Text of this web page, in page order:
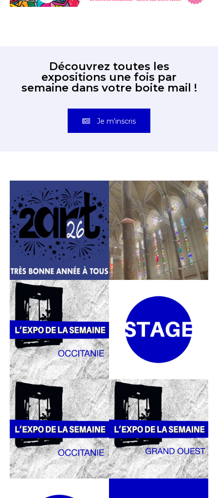
Découvrez toutes les
expositions une fois par
semaine dans votre boite mail !
Je m'inscris